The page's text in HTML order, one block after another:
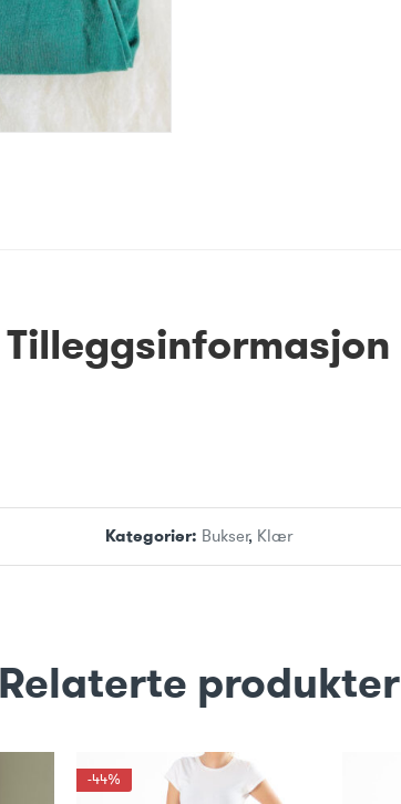
Tilleggsinformasjon
Kategorier: Bukser, Klær
Relaterte produkter
-44%